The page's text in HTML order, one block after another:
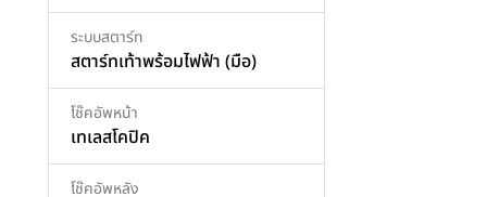
ระบบสตาร์ท
สตาร์ทเท้าพร้อมไฟฟ้า (มือ)
โช๊คอัพหน้า
เทเลสโคปิค
โช๊คอัพหลัง